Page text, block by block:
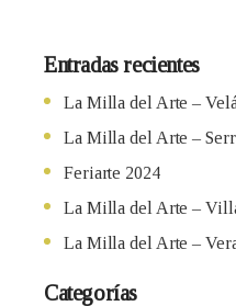
Entradas recientes
La Milla del Arte –
La Milla del Arte –
Feriarte 2024
La Milla del Arte –
La Milla del Arte –
Categorías